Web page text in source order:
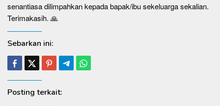
senantiasa dilimpahkan kepada bapak/ibu sekeluarga sekalian.
Terimakasih. 🙏
Sebarkan ini:
Posting terkait: